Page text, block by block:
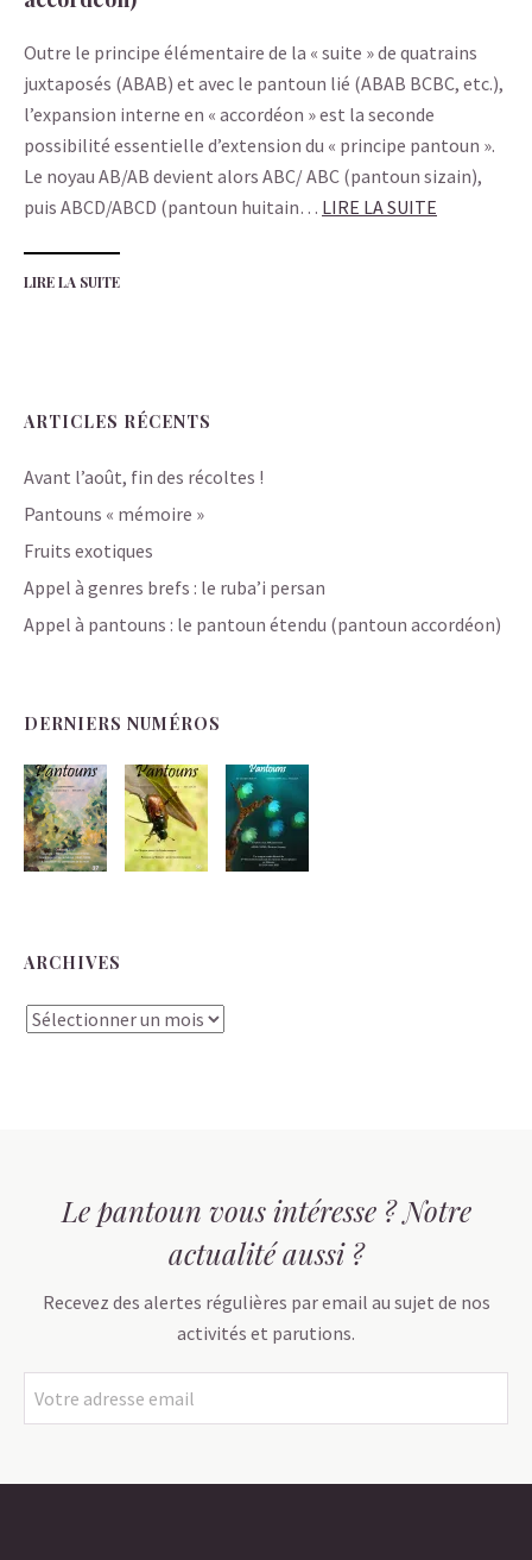
Outre le principe élémentaire de la « suite » de quatrains
juxtaposés (ABAB) et avec le pantoun lié (ABAB BCBC, etc.),
l’expansion interne en « accordéon » est la seconde
possibilité essentielle d’extension du « principe pantoun ».
Le noyau AB/AB devient alors ABC/ ABC (pantoun sizain),
puis ABCD/ABCD (pantoun huitain… LIRE LA SUITE
LIRE LA SUITE
ARTICLES RÉCENTS
Avant l’août, fin des récoltes !
Pantouns « mémoire »
Fruits exotiques
Appel à genres brefs : le ruba’i persan
Appel à pantouns : le pantoun étendu (pantoun accordéon)
DERNIERS NUMÉROS
ARCHIVES
Archives
Le pantoun vous intéresse ? Notre
actualité aussi ?
Recevez des alertes régulières par email au sujet de nos
activités et parutions.